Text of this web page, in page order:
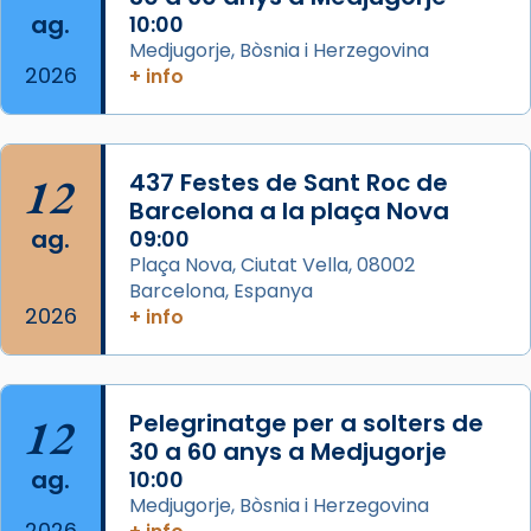
📸 Dr. G. Simón
Photo
View on Facebook · Share
Arquebisbat de Barcelona
2 weeks ago
Memòria de les santes Juliana i
Semproniana, verges i màrtirs.
Acompanyant la història de sant Cugat, a
partir de l’Edat Mitjana sorgeix la tradició
que les santes Juliana (“relatiu a Júlia”) i
Semproniana (“relatiu a Semprònia =
eterna”) són deixebles seves. I l’any 1667, el
frare Joan Gaspar Roig, afirma en una obra
que les santes són filles de l’antiga Iluro.
ag.
2026
10:00
Medjugorje, Bòsnia i Herzegovina
+ info
12
ag.
2026
437 Festes de Sant Roc de
Barcelona a la plaça Nova
09:00
Plaça Nova, Ciutat Vella, 08002
Barcelona, Espanya
+ info
12
ag.
Pelegrinatge per a solters de
30 a 60 anys a Medjugorje
10:00
Medjugorje, Bòsnia i Herzegovina